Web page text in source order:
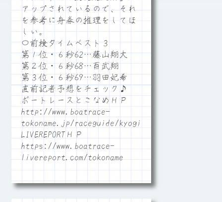
アップされているので、それ
を参考に舟券の推理をしてほ
しい。
〇前検タイムベスト３
第１位・６秒62…藤山翔大
第２位・６秒68…百武翔
第３位・６秒69…羽田妃希
直前記者予想をチェック♪
ボートレースとこなめＨＰ
http://www.boatrace-
tokoname.jp/raceguide/kyogi06
LIVEREPORTＨＰ
https://www.boatrace-
livereport.com/tokoname